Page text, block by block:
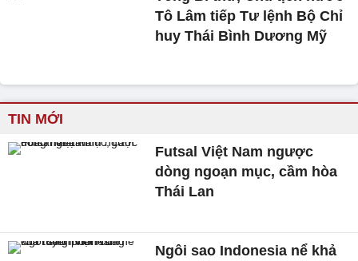
Tô Lâm tiếp Tư lệnh Bộ Chỉ
huy Thái Bình Dương Mỹ
TIN MỚI
Futsal Việt Nam ngược
dòng ngoạn mục, cầm hòa
Thái Lan
Ngôi sao Indonesia nể khả